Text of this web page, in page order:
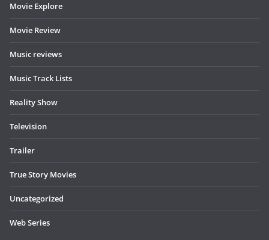
Movie Explore
Movie Review
Music reviews
Music Track Lists
Reality Show
Television
Trailer
True Story Movies
Uncategorized
Web Series